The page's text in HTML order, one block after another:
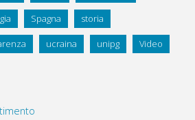
Spagna storia
ucraina unipg Video